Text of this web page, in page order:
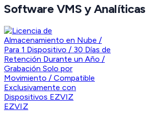
Software VMS y Analíticas
EZVIZ